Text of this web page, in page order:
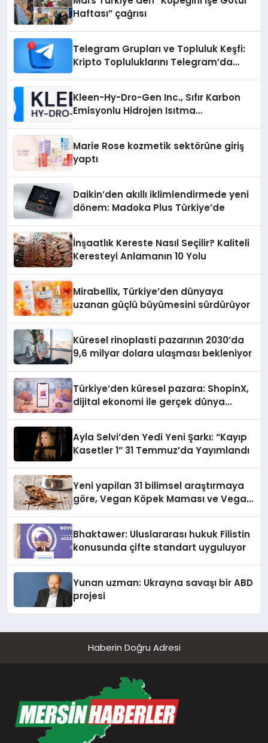
Haftası” çağrısı
Telegram Grupları ve Topluluk Keşfi:
Kripto Topluluklarını Telegram’da
Kleen-Hy-Dro-Gen Inc., Sıfır Karbon
Emisyonlu Hidrojen Isıtma
Marie Rose kozmetik sektörüne giriş
yaptı
Daikin’den akıllı iklimlendirmede yeni
dönem: Madoka Plus Türkiye’de
İnşaatlık Kereste Nasıl Seçilir? Kaliteli
Keresteyi Anlamanın 10 Yolu
Mirabellix, Türkiye’den dünyaya
uzanan güçlü büyümesini sürdürüyor
Küresel rinoplasti pazarının 2030’da
9,6 milyar dolara ulaşması bekleniyor
Türkiye’den küresel pazara: ShopinX,
dijital ekonomi ile gerçek dünya
Ayla Selvi’den Yedi Yeni Şarkı: “Kayıp
Kasetler 1” 31 Temmuz’da Yayımlandı
Yeni yapilan 31 bilimsel araştırmaya
göre, Vegan Köpek Maması ve Vegan
Bhaktawer: Uluslararası hukuk Filistin
konusunda çifte standart uyguluyor
Yunan uzman: Ukrayna savaşı bir ABD
projesi
Haberin Doğru Adresi